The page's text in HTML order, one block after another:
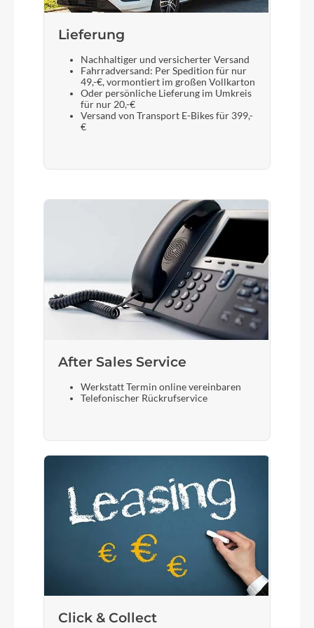
Sattelstütze
CUBE Dropper Post, Handlebar Lever, Internal
Cable Routing, 316mm
Lieferung
Nachhaltiger und versicherter Versand
Fahrradversand: Per Spedition für nur
49,-€, vormontiert im großen Vollkarton
Oder persönliche Lieferung im Umkreis
für nur 20,-€
Versand von Transport E-Bikes für 399,-
€
After Sales Service
Werkstatt Termin online vereinbaren
Telefonischer Rückrufservice
Click & Collect